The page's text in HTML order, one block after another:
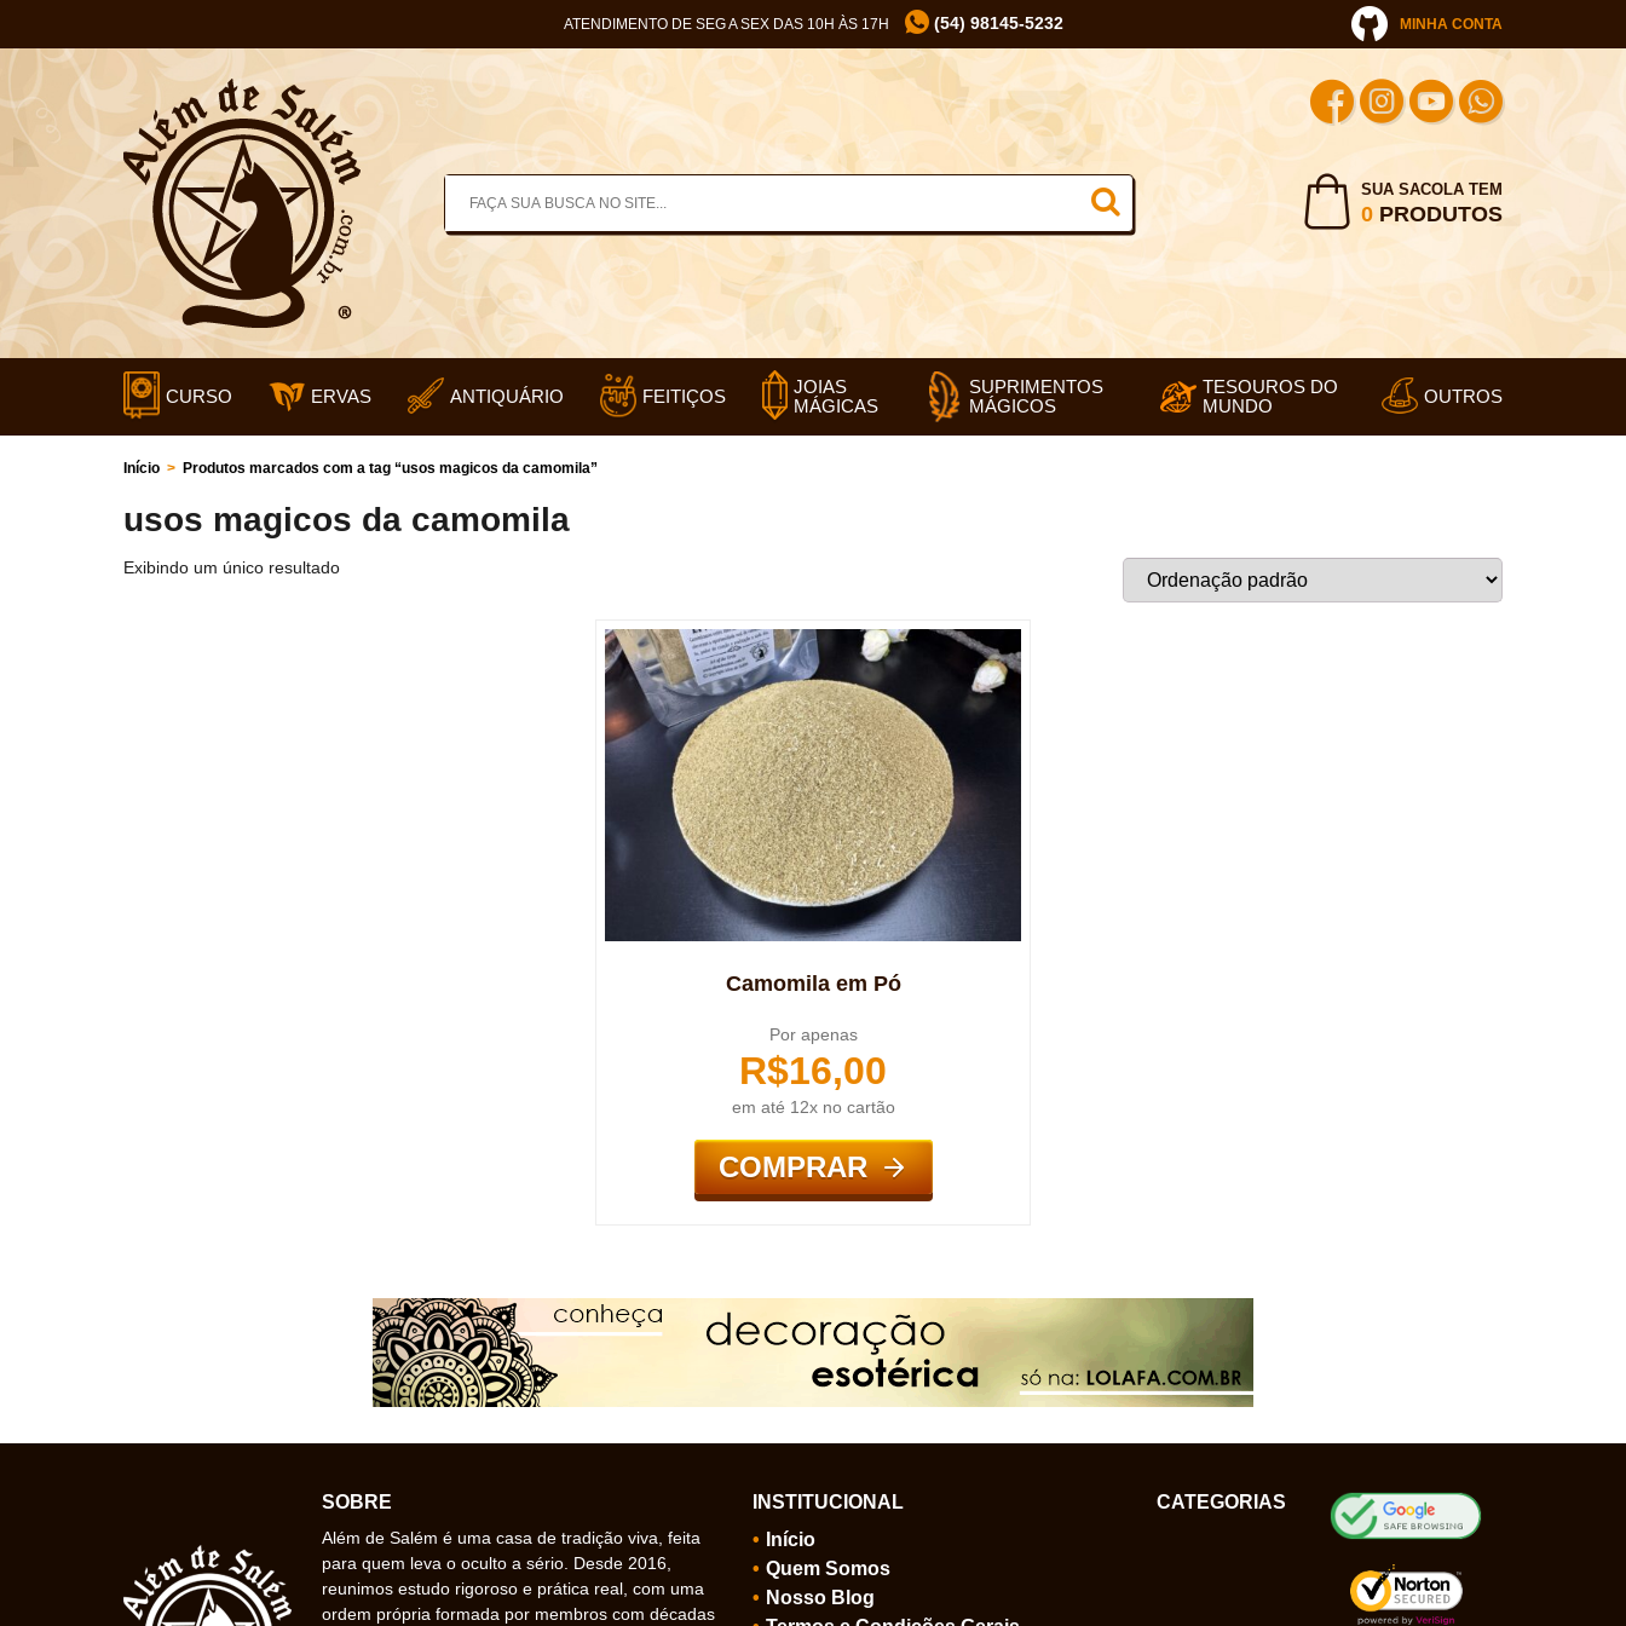
ATENDIMENTO DE SEG A SEX DAS 10H ÀS 17H (54) 98145-5232 MINHA CONTA
SUA SACOLA TEM
0PRODUTOS
CURSO ERVAS ANTIQUÁRIO FEITIÇOS
JOIAS
MÁGICAS
SUPRIMENTOS
MÁGICOS
TESOUROS DO
MUNDO
OUTROS
Início > Produtos marcados com a tag “usos magicos da camomila”
usos magicos da camomila
Exibindo um único resultado
Camomila em Pó
Por apenas
R$16,00
em até 12x no cartão
COMPRAR
SOBRE
Além de Salém é uma casa de tradição viva, feita
para quem leva o oculto a sério. Desde 2016,
reunimos estudo rigoroso e prática real, com uma
ordem própria formada por membros com décadas
INSTITUCIONAL
Início
Quem Somos
Nosso Blog
CATEGORIAS